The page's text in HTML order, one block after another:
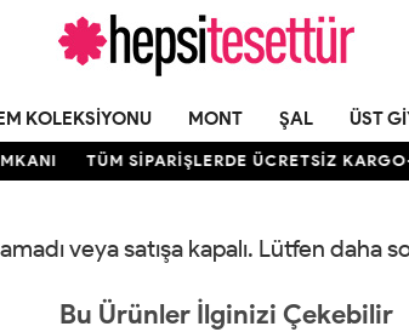
KOLEKSIYONU MONT ŞAL ÜST
TÜM SİPARİŞLERDE ÜCRETSİZ KARGO-
veya satışa kapalı. Lütfen daha
Bu Ürünler İlginizi Çekebilir